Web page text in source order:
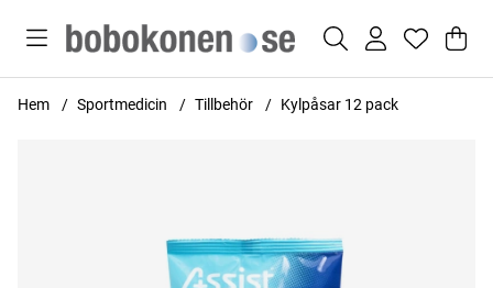
.
Hem Sportmedicin Tillbehör Kylpåsar 12 pack